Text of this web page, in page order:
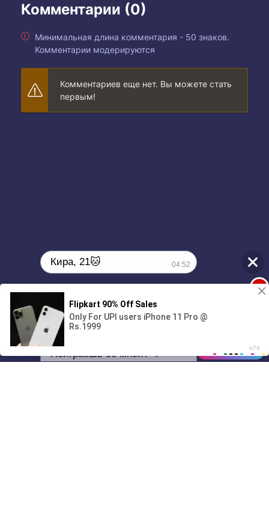
Комментарии (0)
Минимальная длина комментария - 50 знаков.
Комментарии модерируются
Комментариев еще нет. Вы можете стать
первым!
01/07
00:00
Кира, 21🐱 04:52
Поиграешь со мной? 💖🐾
1